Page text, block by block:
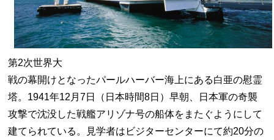
第2次世界大
戦の幕開けとなったパールハーバー海上にある白亜の慰霊
塔。1941年12月7日（日本時間8日）早朝、日本軍の奇襲
攻撃で沈没した戦艦アリゾナ号の船体をまたぐようにして
建てられている。見学者はビジターセンターにて約20分の